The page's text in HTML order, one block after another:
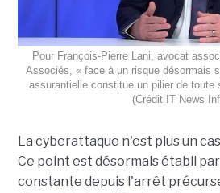
Pour François-Pierre Lani, avocat
Associés, « face à un risque désormais
assurantielle constitue un pilier de toute
(Crédit IT News
La cyberattaque n'est plus un
Ce point est désormais établi
constante depuis l'arrêt